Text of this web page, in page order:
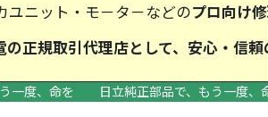
ニット・モ－タ－などのプロ向け
の正規取引代理店として、安
一度、命を
日立純正部品で、もう一度